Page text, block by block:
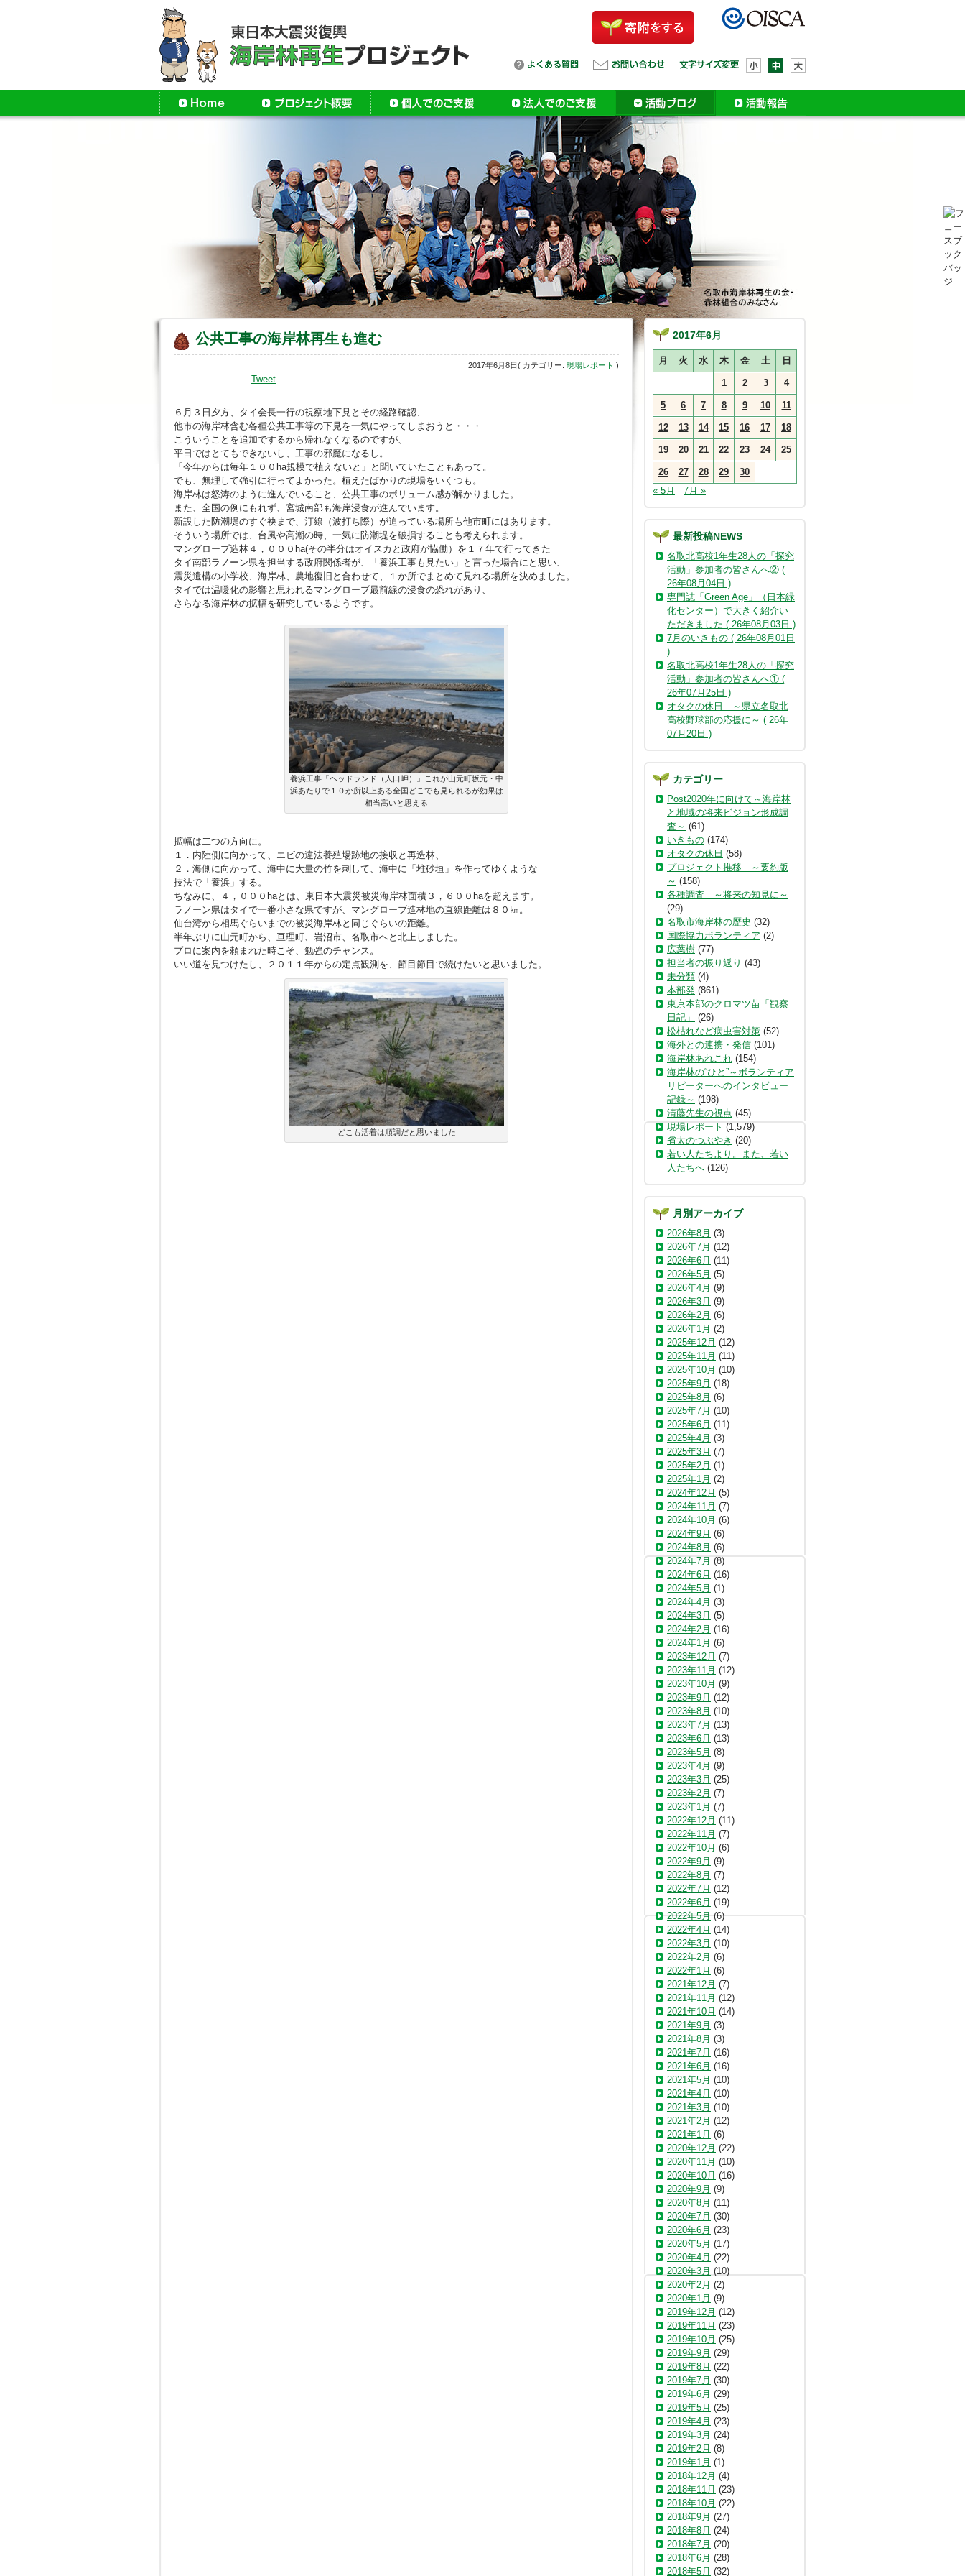
公共工事の海岸林再生も進む
2017年6月8日( カテゴリー: 現場レポート )
Tweet
６月３日夕方、タイ会長一行の視察地下見とその経路確認、
他市の海岸林含む各種公共工事等の下見を一気にやってしまおうと・・・
こういうことを追加でするから帰れなくなるのですが、
平日ではとてもできないし、工事の邪魔になるし。
「今年からは毎年１００ha規模で植えないと」と聞いていたこともあって。
でも、無理して強引に行ってよかった。植えたばかりの現場をいくつも。
海岸林は怒涛のように進んでいること、公共工事のボリューム感が解かりました。
また、全国の例にもれず、宮城南部も海岸浸食が進んでいます。
新設した防潮堤のすぐ袂まで、汀線（波打ち際）が迫っている場所も他市町にはあります。
そういう場所では、台風や高潮の時、一気に防潮堤を破損することも考えられます。
マングローブ造林４，０００ha(その半分はオイスカと政府が協働）を１７年で行ってきた
タイ南部ラノーン県を担当する政府関係者が、「養浜工事も見たい」と言った場合にと思い、
震災遺構の小学校、海岸林、農地復旧と合わせて、１か所でまとめて見れる場所を決めました。
タイでは温暖化の影響と思われるマングローブ最前線の浸食の恐れがあり、
さらなる海岸林の拡幅を研究しているようです。
養浜工事「ヘッドランド（人口岬）」これが山元町坂元・中
浜あたりで１０か所以上ある全国どこでも見られるが効果は
相当高いと思える
拡幅は二つの方向に。
１．内陸側に向かって、エビの違法養殖場跡地の接収と再造林、
２．海側に向かって、海中に大量の竹を刺して、海中に「堆砂垣」を作ってゆくような
技法で「養浜」する。
ちなみに、４，０００haとは、東日本大震災被災海岸林面積３，６００haを超えます。
ラノーン県はタイで一番小さな県ですが、マングローブ造林地の直線距離は８０㎞。
仙台湾から相馬ぐらいまでの被災海岸林と同じぐらいの距離。
半年ぶりに山元町から、亘理町、岩沼市、名取市へと北上しました。
プロに案内を頼まれた時こそ、勉強のチャンス。
いい道を見つけたし、２０１１年からの定点観測を、節目節目で続けたいと思いました。
どこも活着は順調だと思いました
2017年6月
月 火 水 木 金 土 日
1 2 3 4
5 6 7 8 9 10 11
12 13 14 15 16 17 18
19 20 21 22 23 24 25
26 27 28 29
30
« 5月
7月 »
最新投稿NEWS
名取北高校1年生28人の「探究
活動」参加者の皆さんへ② (
26年08月04日 )
専門誌「Green Age」（日本緑
化センター）で大きく紹介い
ただきました ( 26年08月03日 )
7月のいきもの ( 26年08月01日
)
名取北高校1年生28人の「探究
活動」参加者の皆さんへ① (
26年07月25日 )
オタクの休日 ～県立名取北
高校野球部の応援に～ ( 26年
07月20日 )
カテゴリー
Post2020年に向けて～海岸林
と地域の将来ビジョン形成調
査～ (61)
いきもの (174)
オタクの休日 (58)
プロジェクト推移 ～要約版
～ (158)
各種調査 ～将来の知見に～
(29)
名取市海岸林の歴史 (32)
国際協力ボランティア (2)
広葉樹 (77)
担当者の振り返り (43)
未分類 (4)
本部発 (861)
東京本部のクロマツ苗「観察
日記」
(26)
松枯れなど病虫害対策 (52)
海外との連携・発信 (101)
海岸林あれこれ (154)
海岸林の“ひと”～ボランティア
リピーターへのインタビュー
記録～ (198)
清藤先生の視点 (45)
現場レポート (1,579)
省太のつぶやき (20)
若い人たちより。また、若い
人たちへ (126)
月別アーカイブ
2026年8月 (3)
2026年7月 (12)
2026年6月 (11)
2026年5月 (5)
2026年4月 (9)
2026年3月 (9)
2026年2月 (6)
2026年1月 (2)
2025年12月 (12)
2025年11月 (11)
2025年10月 (10)
2025年9月 (18)
2025年8月 (6)
2025年7月 (10)
2025年6月 (11)
2025年4月 (3)
2025年3月 (7)
2025年2月 (1)
2025年1月 (2)
2024年12月 (5)
2024年11月 (7)
2024年10月 (6)
2024年9月 (6)
2024年8月 (6)
2024年7月 (8)
2024年6月 (16)
2024年5月 (1)
2024年4月 (3)
2024年3月 (5)
2024年2月 (16)
2024年1月 (6)
2023年12月 (7)
2023年11月 (12)
2023年10月 (9)
2023年9月 (12)
2023年8月 (10)
2023年7月 (13)
2023年6月 (13)
2023年5月 (8)
2023年4月 (9)
2023年3月 (25)
2023年2月 (7)
2023年1月 (7)
2022年12月 (11)
2022年11月 (7)
2022年10月 (6)
2022年9月 (9)
2022年8月 (7)
2022年7月 (12)
2022年6月 (19)
2022年5月 (6)
2022年4月 (14)
2022年3月 (10)
2022年2月 (6)
2022年1月 (6)
2021年12月 (7)
2021年11月 (12)
2021年10月 (14)
2021年9月 (3)
2021年8月 (3)
2021年7月 (16)
2021年6月 (16)
2021年5月 (10)
2021年4月 (10)
2021年3月 (10)
2021年2月 (12)
2021年1月 (6)
2020年12月 (22)
2020年11月 (10)
2020年10月 (16)
2020年9月 (9)
2020年8月 (11)
2020年7月 (30)
2020年6月 (23)
2020年5月 (17)
2020年4月 (22)
2020年3月 (10)
2020年2月 (2)
2020年1月 (9)
2019年12月 (12)
2019年11月 (23)
2019年10月 (25)
2019年9月 (29)
2019年8月 (22)
2019年7月 (30)
2019年6月 (29)
2019年5月 (25)
2019年4月 (23)
2019年3月 (24)
2019年2月 (8)
2019年1月 (1)
2018年12月 (4)
2018年11月 (23)
2018年10月 (22)
2018年9月 (27)
2018年8月 (24)
2018年7月 (20)
2018年6月 (28)
2018年5月 (32)